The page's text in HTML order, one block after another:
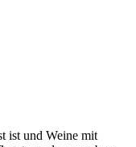
ist und Weine mit